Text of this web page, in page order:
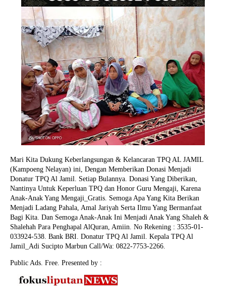
Mari Kita Dukung Keberlangsungan & Kelancaran TPQ AL JAMIL
(Kampoeng Nelayan) ini, Dengan Memberikan Donasi Menjadi
Donatur TPQ Al Jamil. Setiap Bulannya. Donasi Yang Diberikan,
Nantinya Untuk Keperluan TPQ dan Honor Guru Mengaji, Karena
Anak-Anak Yang Mengaji_Gratis. Semoga Apa Yang Kita Berikan
Menjadi Ladang Pahala, Amal Jariyah Serta Ilmu Yang Bermanfaat
Bagi Kita. Dan Semoga Anak-Anak Ini Menjadi Anak Yang Shaleh &
Shalehah Para Penghapal AlQuran, Amiin. No Rekening : 3535-01-
033924-538. Bank BRI. Donatur TPQ Al Jamil. Kepala TPQ Al
Jamil_Adi Sucipto Marbun Call/Wa: 0822-7753-2266.
Public Ads. Free. Presented by :